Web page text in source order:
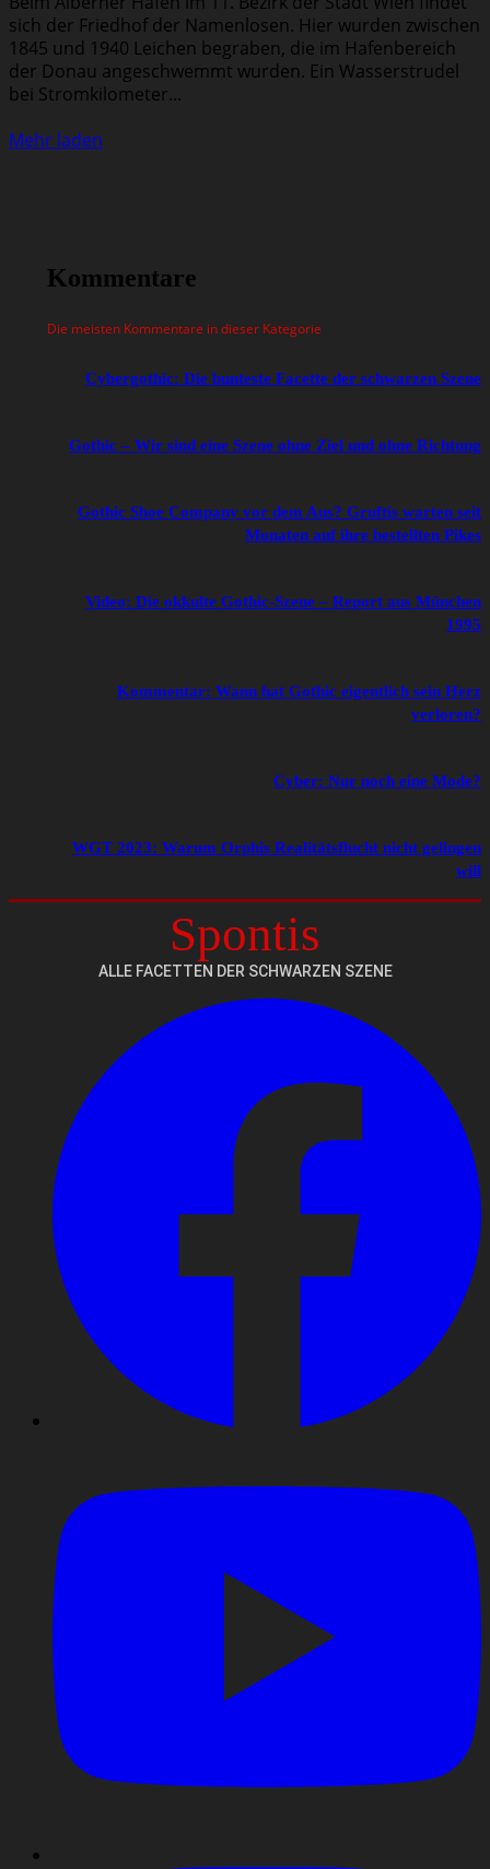
sich der Friedhof der Namenlosen. Hier wurden zwischen
1845 und 1940 Leichen begraben, die im Hafenbereich
der Donau angeschwemmt wurden. Ein Wasserstrudel
bei Stromkilometer...
Mehr laden
Kommentare
Die meisten Kommentare in dieser Kategorie
Cybergothic: Die bunteste Facette der schwarzen Szene
Gothic – Wir sind eine Szene ohne Ziel und ohne Richtung
Gothic Shoe Company vor dem Aus? Gruftis warten seit
Monaten auf ihre bestellten Pikes
Video: Die okkulte Gothic-Szene – Report aus München
1995
Kommentar: Wann hat Gothic eigentlich sein Herz
verloren?
Cyber: Nur noch eine Mode?
WGT 2023: Warum Orphis Realitätsflucht nicht gelingen
will
Spontis
ALLE FACETTEN DER SCHWARZEN SZENE